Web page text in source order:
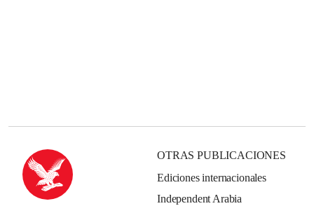
OTRAS PUBLICACIONES
Ediciones internacionales
Independent Arabia